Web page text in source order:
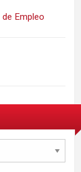
Empleo